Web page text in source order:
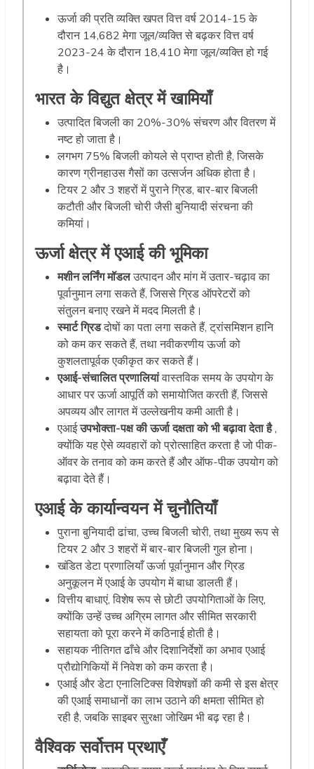
ऊर्जा की प्रति व्यक्ति खपत वित्त वर्ष 2014-15 के
दौरान 14,682 मेगा जूल/व्यक्ति से बढ़कर वित्त वर्ष
2023-24 के दौरान 18,410 मेगा जूल/व्यक्ति हो गई
है।
भारत के विद्युत क्षेत्र में खामियाँ
उत्पादित बिजली का 20%-30% संचरण और वितरण में
नष्ट हो जाता है।
लगभग 75% बिजली कोयले से प्राप्त होती है, जिसके
कारण ग्रीनहाउस गैसों का उत्सर्जन अधिक होता है।
टियर 2 और 3 शहरों में पुराने ग्रिड, बार-बार बिजली
कटौती और बिजली चोरी जैसी बुनियादी संरचना की
कमियां।
ऊर्जा क्षेत्र में एआई की भूमिका
मशीन लर्निंग मॉडलउत्पादन और मांग में उतार-चढ़ाव का
पूर्वानुमान लगा सकते हैं, जिससे ग्रिड ऑपरेटरों को
संतुलन बनाए रखने में मदद मिलती है।
स्मार्ट ग्रिडदोषों का पता लगा सकते हैं, ट्रांसमिशन हानि
को कम कर सकते हैं, तथा नवीकरणीय ऊर्जा को
कुशलतापूर्वक एकीकृत कर सकते हैं।
एआई-संचालित प्रणालियांवास्तविक समय के उपयोग के
आधार पर ऊर्जा आपूर्ति को समायोजित करती हैं, जिससे
अपव्यय और लागत में उल्लेखनीय कमी आती है।
एआईउपभोक्ता-पक्ष की ऊर्जा दक्षता को भी बढ़ावा देता है,
क्योंकि यह ऐसे व्यवहारों को प्रोत्साहित करता है जो पीक-
ऑवर के तनाव को कम करते हैं और ऑफ-पीक उपयोग को
बढ़ावा देते हैं।
एआई के कार्यान्वयन में चुनौतियाँ
पुराना बुनियादी ढांचा, उच्च बिजली चोरी, तथा मुख्य रूप से
टियर 2 और 3 शहरों में बार-बार बिजली गुल होना।
खंडित डेटा प्रणालियाँ ऊर्जा पूर्वानुमान और ग्रिड
अनुकूलन में एआई के उपयोग में बाधा डालती हैं।
वित्तीय बाधाएं, विशेष रूप से छोटी उपयोगिताओं के लिए,
क्योंकि उन्हें उच्च अग्रिम लागत और सीमित सरकारी
सहायता को पूरा करने में कठिनाई होती है।
सहायक नीतिगत ढाँचे और दिशानिर्देशों का अभाव एआई
प्रौद्योगिकियों में निवेश को कम करता है।
एआई और डेटा एनालिटिक्स विशेषज्ञों की कमी से इस क्षेत्र
की एआई समाधानों का लाभ उठाने की क्षमता सीमित हो
रही है, जबकि साइबर सुरक्षा जोखिम भी बढ़ रहा है।
वैश्विक सर्वोत्तम प्रथाएँ